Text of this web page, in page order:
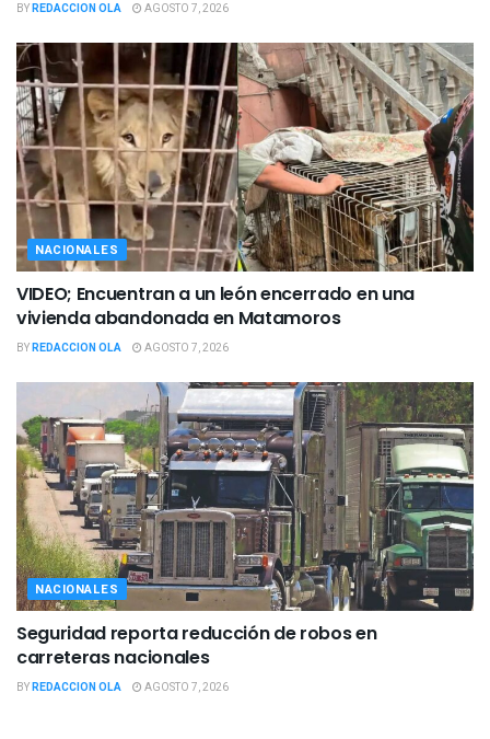
BYREDACCION OLA AGOSTO 7, 2026
NACIONALES
VIDEO; Encuentran a un león encerrado en una
vivienda abandonada en Matamoros
BYREDACCION OLA AGOSTO 7, 2026
NACIONALES
Seguridad reporta reducción de robos en
carreteras nacionales
BYREDACCION OLA AGOSTO 7, 2026